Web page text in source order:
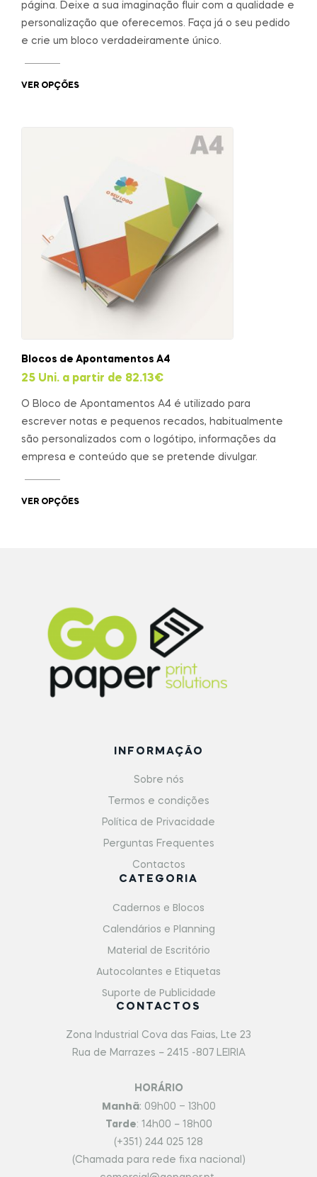
página. Deixe a sua imaginação fluir com a qualidade e
personalização que oferecemos. Faça já o seu pedido
e crie um bloco verdadeiramente único.
VER OPÇÕES
Blocos de Apontamentos A4
25 Uni. a partir de 82.13€
O Bloco de Apontamentos A4 é utilizado para
escrever notas e pequenos recados, habitualmente
são personalizados com o logótipo, informações da
empresa e conteúdo que se pretende divulgar.
VER OPÇÕES
INFORMAÇÃO
Sobre nós
Termos e condições
Política de Privacidade
Perguntas Frequentes
Contactos
CATEGORIA
Cadernos e Blocos
Calendários e Planning
Material de Escritório
Autocolantes e Etiquetas
Suporte de Publicidade
CONTACTOS
Zona Industrial Cova das Faias, Lte 23
Rua de Marrazes – 2415 -807 LEIRIA
HORÁRIO
Manhã: 09h00 – 13h00
Tarde: 14h00 – 18h00
(+351) 244 025 128
(Chamada para rede fixa nacional)